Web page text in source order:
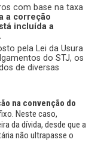
com base na taxa
a correção
incluída a
pela Lei da Usura
do STJ, os
de diversas
na convenção do
Neste caso,
da dívida, desde que a
não ultrapasse o